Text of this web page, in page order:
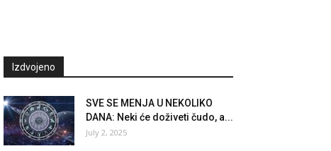
Izdvojeno
SVE SE MENJA U NEKOLIKO
DANA: Neki će doživeti čudo, a...
July 2, 2025